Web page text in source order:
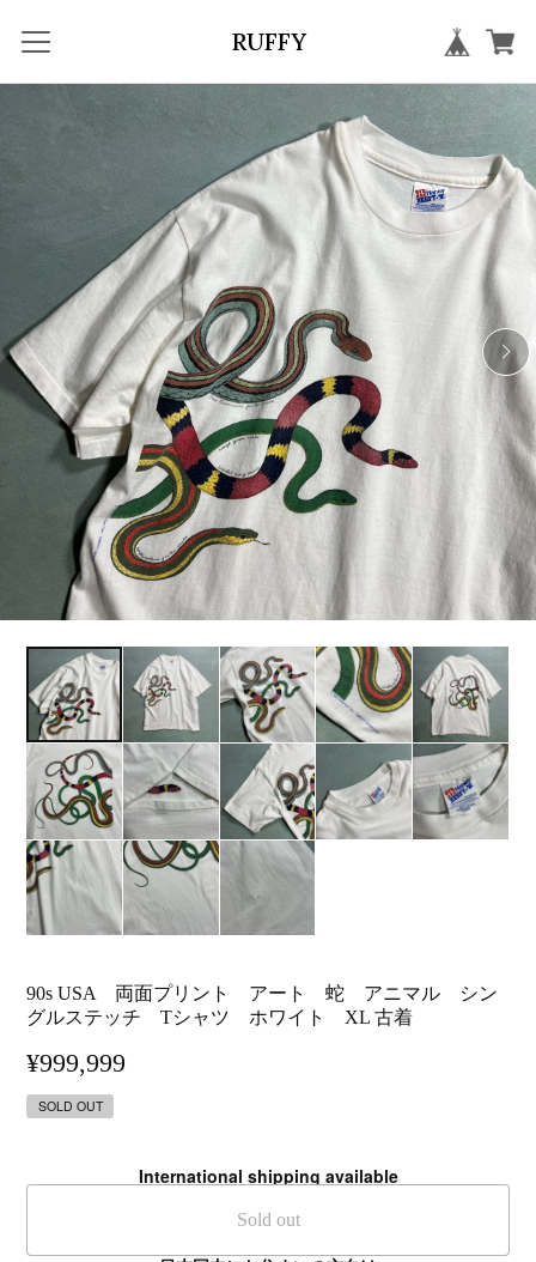
RUFFY
90s USA 両面プリント アート 蛇 アニマル シン
グルステッチ Tシャツ ホワイト XL 古着
¥999,999
SOLD OUT
International shipping available
Sold out